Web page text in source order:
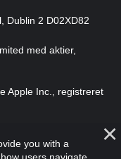
Dublin 2 D02XD82
med aktier,
Apple Inc., registreret
you with a